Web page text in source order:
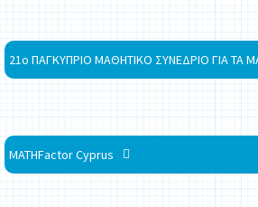
21ο ΠΑΓΚΥΠΡΙΟ ΜΑΘΗΤΙΚΟ ΣΥΝΕΔΡΙΟ ΓΙΑ ΤΑ
MATHFactor Cyprus